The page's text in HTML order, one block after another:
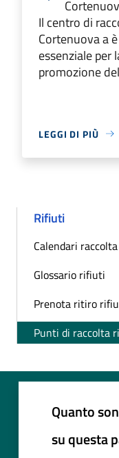
Il centro di
Cortenuova a
essenziale per
promozione
LEGGI DI PIÙ
Rifiuti
Calendari
Glossario rifiuti
Prenota ritiro
Punti di raccolta
Quanto
su questa